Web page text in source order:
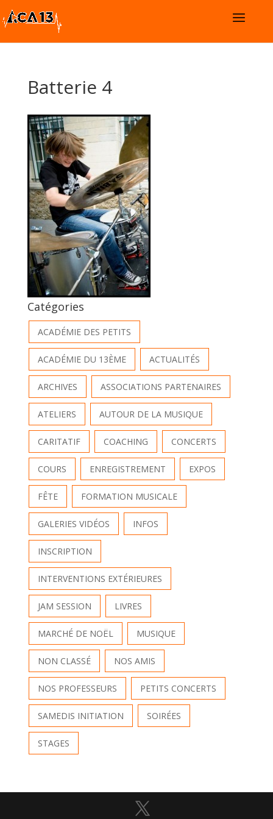
Batterie 4
Catégories
ACADÉMIE DES PETITS
ACADÉMIE DU 13ÈME ACTUALITÉS
ARCHIVES ASSOCIATIONS PARTENAIRES
ATELIERS AUTOUR DE LA MUSIQUE
CARITATIF COACHING CONCERTS
COURS ENREGISTREMENT EXPOS
FÊTE FORMATION MUSICALE
GALERIES VIDÉOS INFOS
INSCRIPTION
INTERVENTIONS EXTÉRIEURES
JAM SESSION LIVRES
MARCHÉ DE NOËL MUSIQUE
NON CLASSÉ NOS AMIS
NOS PROFESSEURS PETITS CONCERTS
SAMEDIS INITIATION SOIRÉES
STAGES